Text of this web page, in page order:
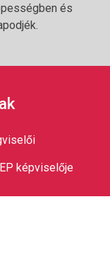
és
képviselője